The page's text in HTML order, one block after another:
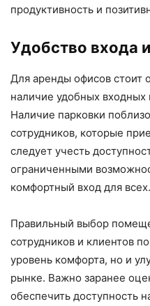
продуктивность и
Удобство входа
Для аренды офисов стоит
наличие удобных входных
Наличие парковки
сотрудников, которые
следует учесть
ограниченными
комфортный вход для всех.
Правильный выбор
сотрудников и клиентов
уровень комфорта, но и
рынке. Важно заранее
обеспечить доступность